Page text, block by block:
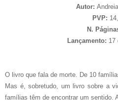
Autor:
PVP:
N.
Lançamento: 17
O livro que fala de morte. De 10
Mas é, sobretudo, um livro sobre a
famílias têm de encontrar um sentido.